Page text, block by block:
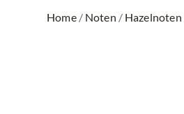
Home/ Noten / Hazelnoten